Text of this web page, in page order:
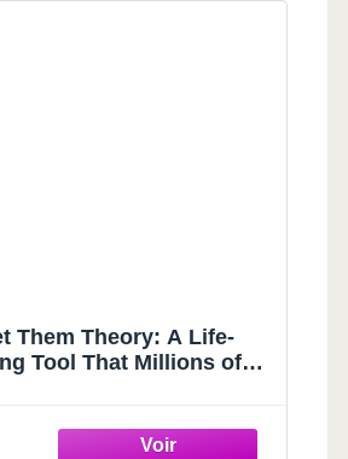
Them Theory: A Life-
Tool That Millions of